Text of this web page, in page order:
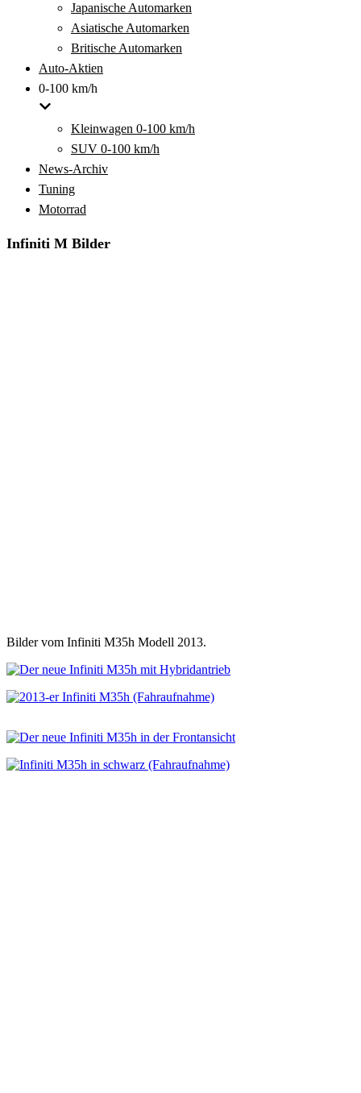
Japanische Automarken
Asiatische Automarken
Britische Automarken
Auto-Aktien
0-100 km/h
Kleinwagen 0-100 km/h
SUV 0-100 km/h
News-Archiv
Tuning
Motorrad
Infiniti M Bilder
Bilder vom Infiniti M35h Modell 2013.